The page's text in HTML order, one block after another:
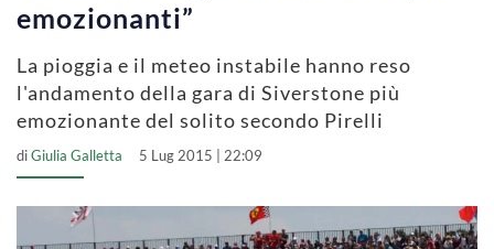
emozionanti”
La pioggia e il meteo instabile hanno reso
l'andamento della gara di Siverstone più
emozionante del solito secondo Pirelli
diGiulia Galletta 5 Lug 2015 | 22:09